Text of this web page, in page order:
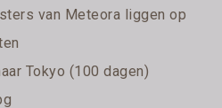
van Meteora liggen op
Tokyo (100 dagen)